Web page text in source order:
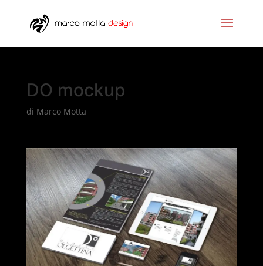
DO mockup
di Marco Motta